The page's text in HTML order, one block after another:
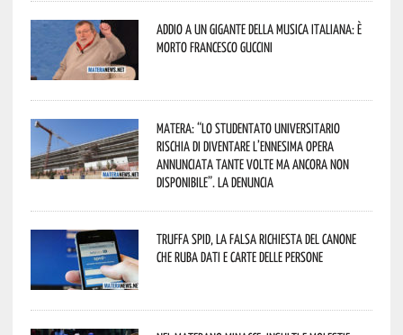
Addio a un gigante della musica italiana: è
morto Francesco Guccini
Matera: “Lo studentato universitario
rischia di diventare l’ennesima opera
annunciata tante volte ma ancora non
disponibile”. La denuncia
Truffa Spid, la falsa richiesta del canone
che ruba dati e carte delle persone